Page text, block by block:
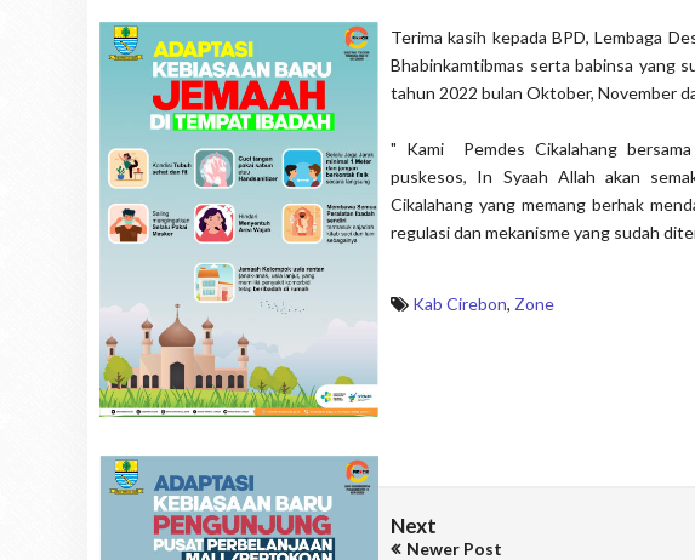
Terima kasih kepada BPD, Lembaga
Bhabinkamtibmas serta babinsa yang
tahun 2022 bulan Oktober, November
" Kami Pemdes Cikalahang
puskesos, In Syaah Allah akan
Cikalahang yang memang berhak
regulasi dan mekanisme yang sudah
Kab Cirebon, Zone
Next
Newer Post